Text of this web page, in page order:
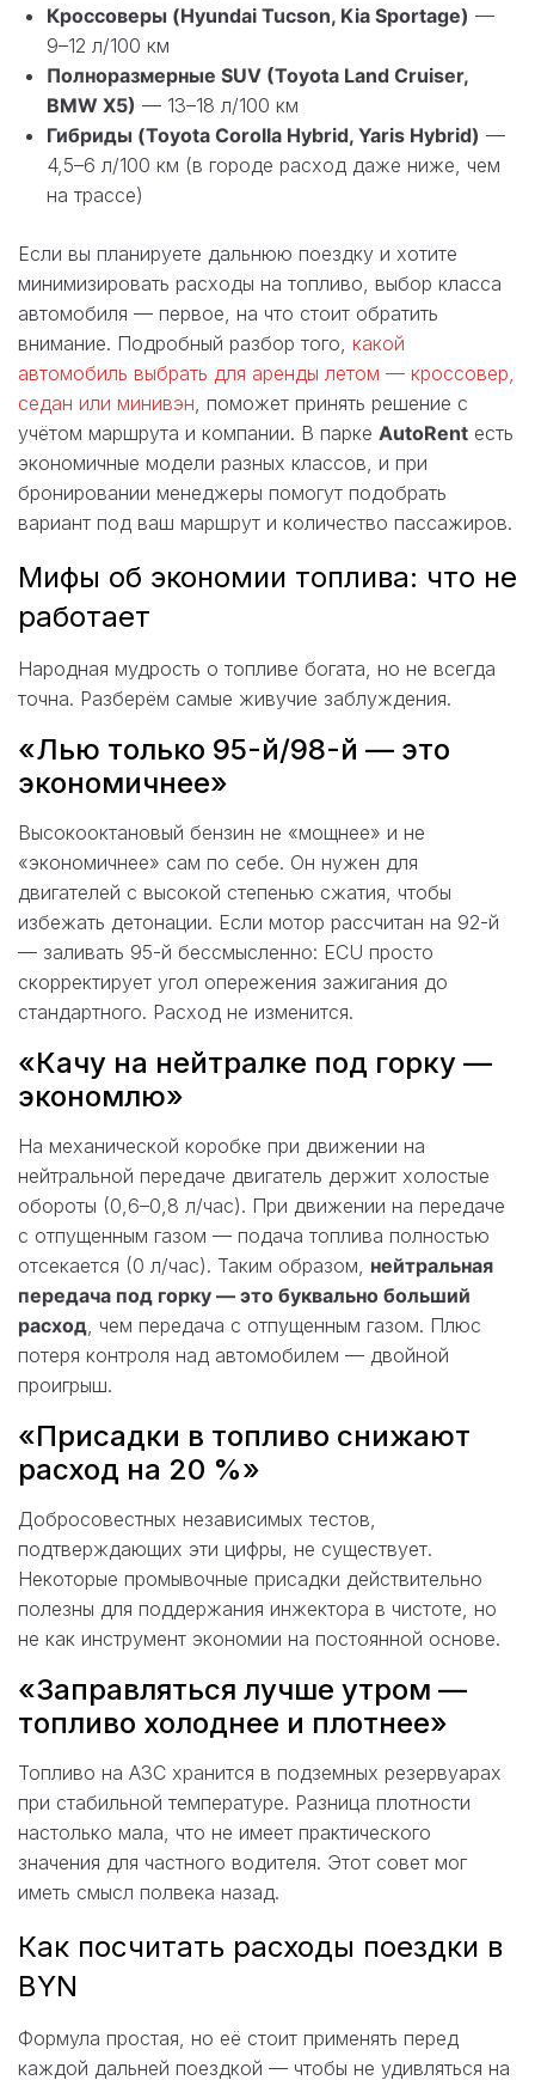
Кроссоверы (Hyundai Tucson, Kia Sportage) —
9–12 л/100 км
Полноразмерные SUV (Toyota Land Cruiser,
BMW X5) — 13–18 л/100 км
Гибриды (Toyota Corolla Hybrid, Yaris Hybrid) —
4,5–6 л/100 км (в городе расход даже ниже, чем
на трассе)
Если вы планируете дальнюю поездку и хотите
минимизировать расходы на топливо, выбор класса
автомобиля — первое, на что стоит обратить
внимание. Подробный разбор того, какой
автомобиль выбрать для аренды летом — кроссовер,
седан или минивэн, поможет принять решение с
учётом маршрута и компании. В парке AutoRent есть
экономичные модели разных классов, и при
бронировании менеджеры помогут подобрать
вариант под ваш маршрут и количество пассажиров.
Мифы об экономии топлива: что не
работает
Народная мудрость о топливе богата, но не всегда
точна. Разберём самые живучие заблуждения.
«Лью только 95-й/98-й — это
экономичнее»
Высокооктановый бензин не «мощнее» и не
«экономичнее» сам по себе. Он нужен для
двигателей с высокой степенью сжатия, чтобы
избежать детонации. Если мотор рассчитан на 92-й
— заливать 95-й бессмысленно: ECU просто
скорректирует угол опережения зажигания до
стандартного. Расход не изменится.
«Качу на нейтралке под горку —
экономлю»
На механической коробке при движении на
нейтральной передаче двигатель держит холостые
обороты (0,6–0,8 л/час). При движении на передаче
с отпущенным газом — подача топлива полностью
отсекается (0 л/час). Таким образом, нейтральная
передача под горку — это буквально больший
расход, чем передача с отпущенным газом. Плюс
потеря контроля над автомобилем — двойной
проигрыш.
«Присадки в топливо снижают
расход на 20 %»
Добросовестных независимых тестов,
подтверждающих эти цифры, не существует.
Некоторые промывочные присадки действительно
полезны для поддержания инжектора в чистоте, но
не как инструмент экономии на постоянной основе.
«Заправляться лучше утром —
топливо холоднее и плотнее»
Топливо на АЗС хранится в подземных резервуарах
при стабильной температуре. Разница плотности
настолько мала, что не имеет практического
значения для частного водителя. Этот совет мог
иметь смысл полвека назад.
Как посчитать расходы поездки в
BYN
Формула простая, но её стоит применять перед
каждой дальней поездкой — чтобы не удивляться на